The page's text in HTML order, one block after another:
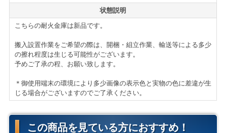
＊北海道、沖縄、離島は別途お見積りとなります。
＊搬入作業・既存金庫引取り等別途お見積り致します。
＊個人事業主様・店舗様もご利用頂けます。
お気軽にお問い合わせ下さい。
＜ヤマトらくらく家財便＞(個人様向 搬入・設置までい
サイズ：Aランク(160cmまで)
ヤマトらくらく家財便料金はこちら
＊弊社に取寄せ後発送致します。
状態説明
こちらの耐火金庫は新品です。
搬入設置作業をご希望の際は、開梱・組立作業、輸送等による多少
の擦れ程度は生じる可能性がございます。
予めご了承の程、お願い致します。
＊御使用端末の環境により多少画像の表示色と実物の色に差違が生
じる場合がございますのでご了承ください。
この商品を見ている方におすすめ！